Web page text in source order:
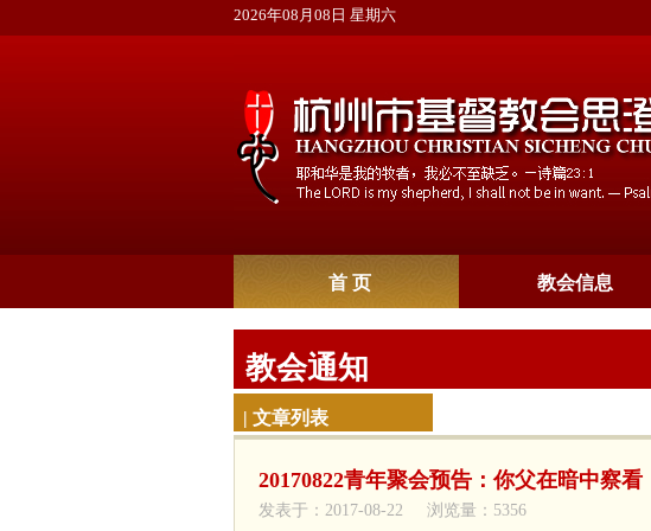
2026年08月08日 星期六
首 页 教会信息
教会通知
| 文章列表
20170822青年聚会预告：你父在暗中察看
发表于：2017-08-22 浏览量：5356